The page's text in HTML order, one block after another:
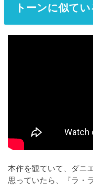
トーンに似てい
本作を観ていて、ダニ
思っていたら、『ラ・